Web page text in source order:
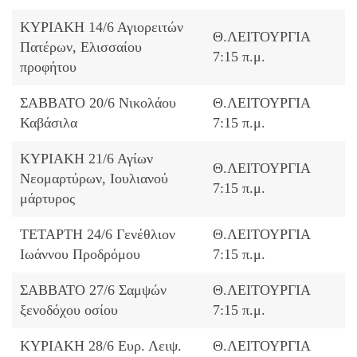
ΚΥΡΙΑΚΗ 14/6 Αγιορειτών
Πατέρων, Ελισσαίου
προφήτου
Θ.ΛΕΙΤΟΥΡΓΙΑ
7:15 π.μ.
ΣΑΒΒΑΤΟ 20/6 Νικολάου
Καβάσιλα
Θ.ΛΕΙΤΟΥΡΓΙΑ
7:15 π.μ.
ΚΥΡΙΑΚΗ 21/6 Αγίων
Νεομαρτύρων, Ιουλιανού
μάρτυρος
Θ.ΛΕΙΤΟΥΡΓΙΑ
7:15 π.μ.
ΤΕΤΑΡΤΗ 24/6 Γενέθλιον
Ιωάννου Προδρόμου
Θ.ΛΕΙΤΟΥΡΓΙΑ
7:15 π.μ.
ΣΑΒΒΑΤΟ 27/6 Σαμψών
ξενοδόχου οσίου
Θ.ΛΕΙΤΟΥΡΓΙΑ
7:15 π.μ.
ΚΥΡΙΑΚΗ 28/6 Ευρ. Λειψ.
Θ.ΛΕΙΤΟΥΡΓΙΑ